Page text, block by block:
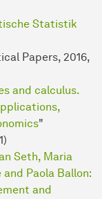
Statistik
Papers, 2016,
and calculus.
"
Seth, Maria
Paola Ballon:
and